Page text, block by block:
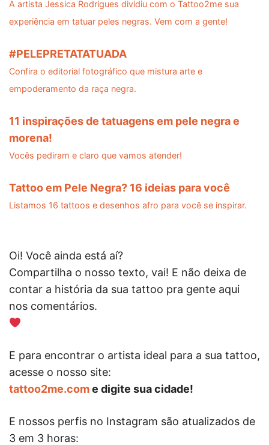
A artista Jessica Rodrigues dividiu com o Tattoo2me sua
experiência em tatuar peles negras. Vem com a gente!
#PELEPRETATATUADA
Confira o editorial fotográfico que mistura arte e
empoderamento da raça negra.
11 inspirações de tatuagens em pele negra e
morena!
Vocês pediram e claro que vamos atender!
Tattoo em Pele Negra? 16 ideias para você
Listamos 16 tattoos e desenhos afro para você se inspirar.
Oi! Você ainda está aí?
Compartilha o nosso texto, vai! E não deixa de
contar a história da sua tattoo pra gente aqui
nos comentários.
E para encontrar o artista ideal para a sua tattoo,
acesse o nosso site:
tattoo2me.come digite sua cidade!
E nossos perfis no Instagram são atualizados de
3 em 3 horas: